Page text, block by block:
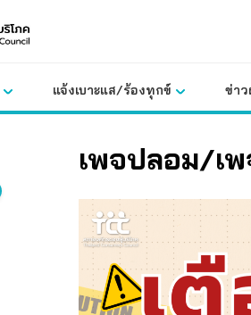
แจ้งเบาะแส/ร้องทุกข์ ข่าว
เพจปลอม/เ